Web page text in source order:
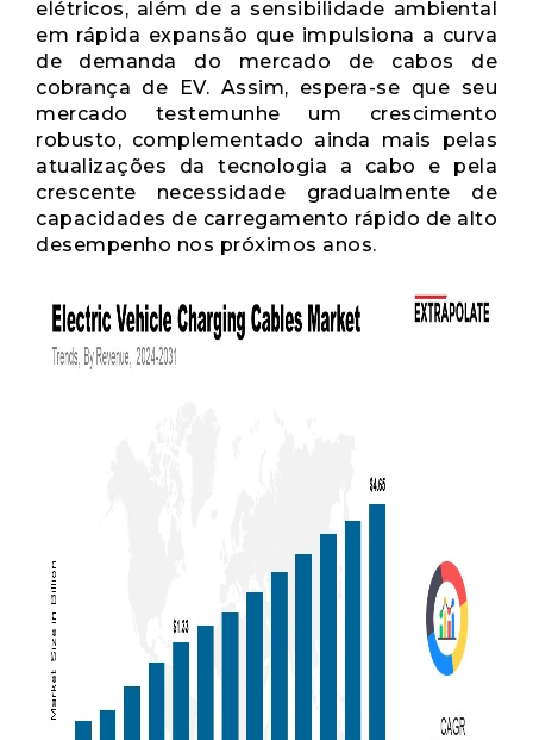
elétricos, além de a sensibilidade ambiental
em rápida expansão que impulsiona a curva
de demanda do mercado de cabos de
cobrança de EV. Assim, espera-se que seu
mercado testemunhe um crescimento
robusto, complementado ainda mais pelas
atualizações da tecnologia a cabo e pela
crescente necessidade gradualmente de
capacidades de carregamento rápido de alto
desempenho nos próximos anos.